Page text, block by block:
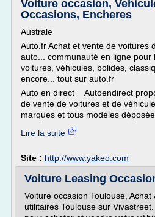
Voiture occasion,
Occasions, Encheres
Australe
Auto.fr Achat et vente de voitures
auto... communauté en ligne pour
voitures, véhicules, bolides,
encore... tout sur auto.fr
Auto en direct Autoendirect
de vente de voitures et de
marques et tous modèles
Lire la suite
Site : http://www.yakeo.com
Voiture Leasing
Voiture occasion Toulouse,
utilitaires Toulouse sur